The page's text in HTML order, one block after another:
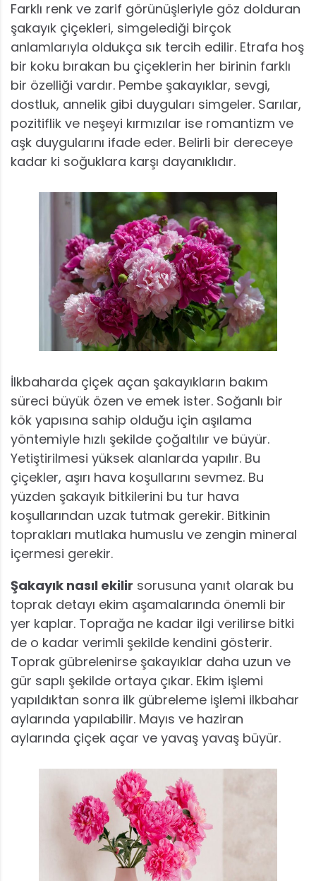
Farklı renk ve zarif görünüşleriyle göz dolduran
şakayık çiçekleri, simgelediği birçok
anlamlarıyla oldukça sık tercih edilir. Etrafa hoş
bir koku bırakan bu çiçeklerin her birinin farklı
bir özelliği vardır. Pembe şakayıklar, sevgi,
dostluk, annelik gibi duyguları simgeler. Sarılar,
pozitiflik ve neşeyi kırmızılar ise romantizm ve
aşk duygularını ifade eder. Belirli bir dereceye
kadar ki soğuklara karşı dayanıklıdır.
İlkbaharda çiçek açan şakayıkların bakım
süreci büyük özen ve emek ister. Soğanlı bir
kök yapısına sahip olduğu için aşılama
yöntemiyle hızlı şekilde çoğaltılır ve büyür.
Yetiştirilmesi yüksek alanlarda yapılır. Bu
çiçekler, aşırı hava koşullarını sevmez. Bu
yüzden şakayık bitkilerini bu tur hava
koşullarından uzak tutmak gerekir. Bitkinin
toprakları mutlaka humuslu ve zengin mineral
içermesi gerekir.
Şakayık nasıl ekilir sorusuna yanıt olarak bu
toprak detayı ekim aşamalarında önemli bir
yer kaplar. Toprağa ne kadar ilgi verilirse bitki
de o kadar verimli şekilde kendini gösterir.
Toprak gübrelenirse şakayıklar daha uzun ve
gür saplı şekilde ortaya çıkar. Ekim işlemi
yapıldıktan sonra ilk gübreleme işlemi ilkbahar
aylarında yapılabilir. Mayıs ve haziran
aylarında çiçek açar ve yavaş yavaş büyür.